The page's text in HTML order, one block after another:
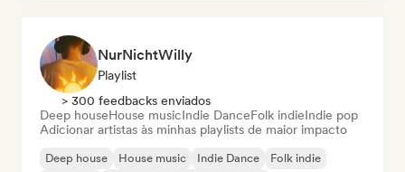
NurNichtWilly
Playlist
> 300 feedbacks enviados
Deep houseHouse musicIndie DanceFolk indieIndie pop
Adicionar artistas às minhas playlists de maior impacto
Deep house House music Indie Dance
Folk indie